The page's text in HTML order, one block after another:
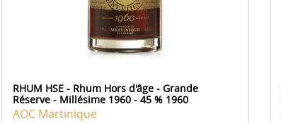
RHUM HSE - Rhum Hors d'âge - Grande
Réserve - Millésime 1960 - 45 % 1960
AOC Martinique